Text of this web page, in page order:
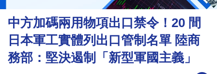
財
商
業
中方加碼兩用物項出口禁令！20 間
日本軍工實體列出口管制名單 陸商
務部：堅決遏制「新型軍國主義」